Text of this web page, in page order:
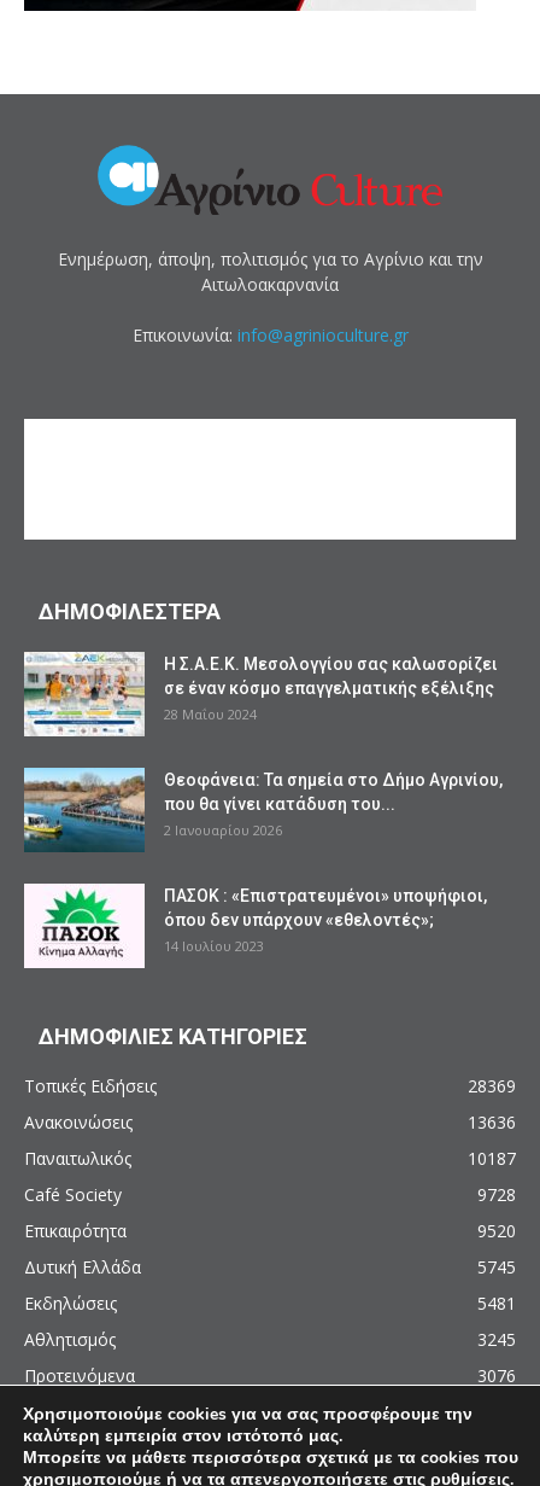
Ενημέρωση, άποψη, πολιτισμός για το Αγρίνιο και την
Αιτωλοακαρνανία
Επικοινωνία: info@agrinioculture.gr
ΔΗΜΟΦΙΛΕΣΤΕΡΑ
Η Σ.Α.Ε.Κ. Μεσολογγίου σας καλωσορίζει
σε έναν κόσμο επαγγελματικής εξέλιξης
28 Μαΐου 2024
Θεοφάνεια: Τα σημεία στο Δήμο Αγρινίου,
που θα γίνει κατάδυση του...
2 Ιανουαρίου 2026
ΠΑΣΟΚ : «Επιστρατευμένοι» υποψήφιοι,
όπου δεν υπάρχουν «εθελοντές»;
14 Ιουλίου 2023
ΔΗΜΟΦΙΛΙΕΣ ΚΑΤΗΓΟΡΙΕΣ
Τοπικές Ειδήσεις
28369
Ανακοινώσεις
13636
Παναιτωλικός
10187
Café Society
9728
Επικαιρότητα
9520
Δυτική Ελλάδα
5745
Εκδηλώσεις
5481
Αθλητισμός
3245
Προτεινόμενα
3076
Χρησιμοποιούμε cookies για να σας προσφέρουμε την
καλύτερη εμπειρία στον ιστότοπό μας.
Μπορείτε να μάθετε περισσότερα σχετικά με τα cookies που
χρησιμοποιούμε ή να τα απενεργοποιήσετε στις ρυθμίσεις.